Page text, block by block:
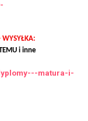
WYSYŁKA:
i inne
matura-i-